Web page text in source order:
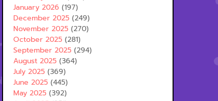
January 2026 (197)
December 2025 (249)
November 2025 (270)
October 2025 (281)
September 2025 (294)
August 2025 (364)
July 2025 (369)
June 2025 (445)
May 2025 (392)